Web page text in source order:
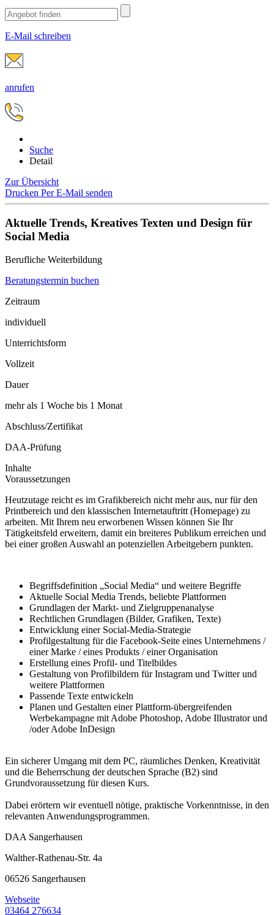
E-Mail schreiben
anrufen
Suche
Detail
Zur Übersicht
Drucken Per E-Mail senden
Aktuelle Trends, Kreatives Texten und Design für
Social Media
Berufliche Weiterbildung
Beratungstermin buchen
Zeitraum
individuell
Unterrichtsform
Vollzeit
Dauer
mehr als 1 Woche bis 1 Monat
Abschluss/Zertifikat
DAA-Prüfung
Inhalte
Voraussetzungen
Heutzutage reicht es im Grafikbereich nicht mehr aus, nur für den
Printbereich und den klassischen Internetauftritt (Homepage) zu
arbeiten. Mit Ihrem neu erworbenen Wissen können Sie Ihr
Tätigkeitsfeld erweitern, damit ein breiteres Publikum erreichen und
bei einer großen Auswahl an potenziellen Arbeitgebern punkten.
Begriffsdefinition „Social Media“ und weitere Begriffe
Aktuelle Social Media Trends, beliebte Plattformen
Grundlagen der Markt- und Zielgruppenanalyse
Rechtlichen Grundlagen (Bilder, Grafiken, Texte)
Entwicklung einer Social-Media-Strategie
Profilgestaltung für die Facebook-Seite eines Unternehmens /
einer Marke / eines Produkts / einer Organisation
Erstellung eines Profil- und Titelbildes
Gestaltung von Profilbildern für Instagram und Twitter und
weitere Plattformen
Passende Texte entwickeln
Planen und Gestalten einer Plattform-übergreifenden
Werbekampagne mit Adobe Photoshop, Adobe Illustrator und
/oder Adobe InDesign
Ein sicherer Umgang mit dem PC, räumliches Denken, Kreativität
und die Beherrschung der deutschen Sprache (B2) sind
Grundvoraussetzung für diesen Kurs.
Dabei erörtern wir eventuell nötige, praktische Vorkenntnisse, in den
relevanten Anwendungsprogrammen.
DAA Sangerhausen
Walther-Rathenau-Str. 4a
06526 Sangerhausen
Webseite
03464 276634